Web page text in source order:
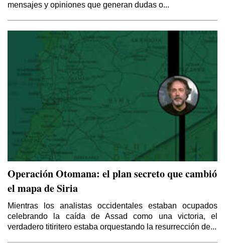
mensajes y opiniones que generan dudas o...
Operación Otomana: el plan secreto que cambió
el mapa de Siria
Mientras los analistas occidentales estaban ocupados
celebrando la caída de Assad como una victoria, el
verdadero titiritero estaba orquestando la resurrección de...